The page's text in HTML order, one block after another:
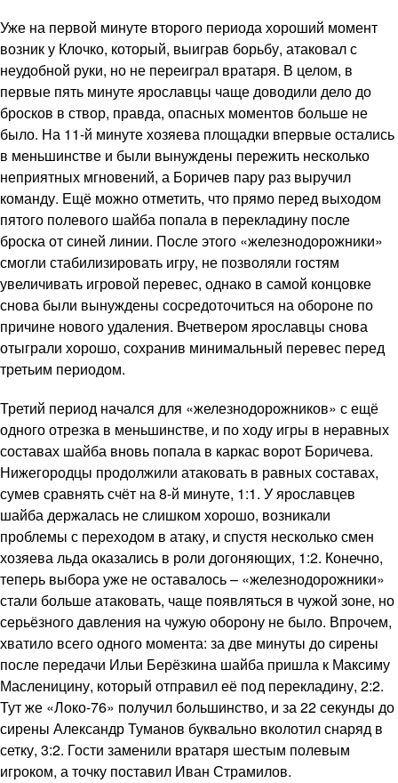
Уже на первой минуте второго периода хороший момент
возник у Клочко, который, выиграв борьбу, атаковал с
неудобной руки, но не переиграл вратаря. В целом, в
первые пять минуте ярославцы чаще доводили дело до
бросков в створ, правда, опасных моментов больше не
было. На 11-й минуте хозяева площадки впервые остались
в меньшинстве и были вынуждены пережить несколько
неприятных мгновений, а Боричев пару раз выручил
команду. Ещё можно отметить, что прямо перед выходом
пятого полевого шайба попала в перекладину после
броска от синей линии. После этого «железнодорожники»
смогли стабилизировать игру, не позволяли гостям
увеличивать игровой перевес, однако в самой концовке
снова были вынуждены сосредоточиться на обороне по
причине нового удаления. Вчетвером ярославцы снова
отыграли хорошо, сохранив минимальный перевес перед
третьим периодом.
Третий период начался для «железнодорожников» с ещё
одного отрезка в меньшинстве, и по ходу игры в неравных
составах шайба вновь попала в каркас ворот Боричева.
Нижегородцы продолжили атаковать в равных составах,
сумев сравнять счёт на 8-й минуте, 1:1. У ярославцев
шайба держалась не слишком хорошо, возникали
проблемы с переходом в атаку, и спустя несколько смен
хозяева льда оказались в роли догоняющих, 1:2. Конечно,
теперь выбора уже не оставалось – «железнодорожники»
стали больше атаковать, чаще появляться в чужой зоне, но
серьёзного давления на чужую оборону не было. Впрочем,
хватило всего одного момента: за две минуты до сирены
после передачи Ильи Берёзкина шайба пришла к Максиму
Масленицину, который отправил её под перекладину, 2:2.
Тут же «Локо-76» получил большинство, и за 22 секунды до
сирены Александр Туманов буквально вколотил снаряд в
сетку, 3:2. Гости заменили вратаря шестым полевым
игроком, а точку поставил Иван Страмилов.